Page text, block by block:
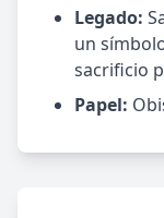
Legado:
un
sacrificio
Papel: